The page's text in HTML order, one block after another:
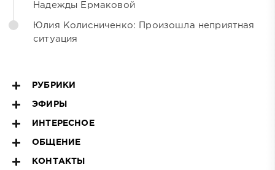
Надежды Ермаковой
Юлия Колисниченко: Произошла неприятная
ситуация
РУБРИКИ
ЭФИРЫ
ИНТЕРЕСНОЕ
ОБЩЕНИЕ
КОНТАКТЫ